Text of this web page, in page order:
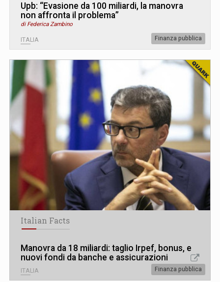
Upb: “Evasione da 100 miliardi, la manovra
non affronta il problema”
di Federica Zambino
ITALIA Finanza pubblica
Italian Facts
Manovra da 18 miliardi: taglio Irpef, bonus, e
nuovi fondi da banche e assicurazioni
ITALIA Finanza pubblica